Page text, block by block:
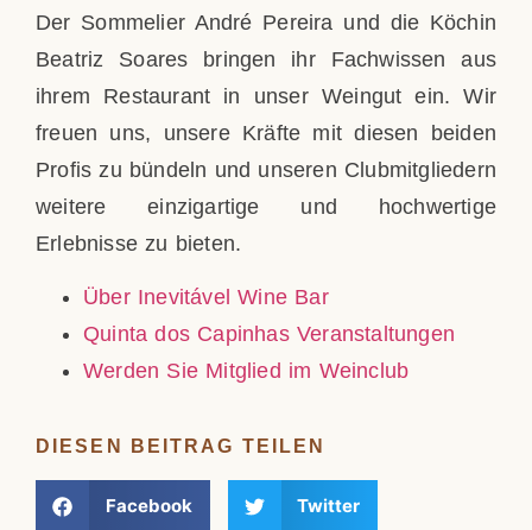
Der Sommelier André Pereira und die Köchin
Beatriz Soares bringen ihr Fachwissen aus
ihrem Restaurant in unser Weingut ein. Wir
freuen uns, unsere Kräfte mit diesen beiden
Profis zu bündeln und unseren Clubmitgliedern
weitere einzigartige und hochwertige
Erlebnisse zu bieten.
Über Inevitável Wine Bar
Quinta dos Capinhas Veranstaltungen
Werden Sie Mitglied im Weinclub
DIESEN BEITRAG TEILEN
Facebook Twitter